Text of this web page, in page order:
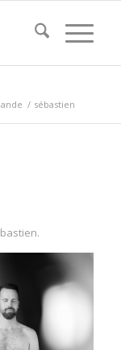
/ sébastien